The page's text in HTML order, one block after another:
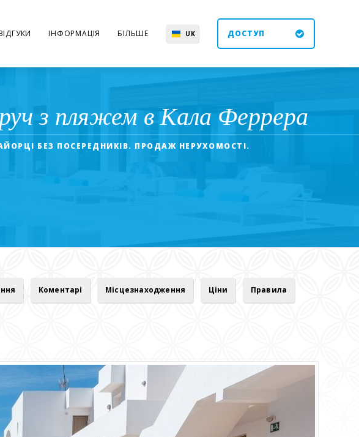
ІНФОРМАЦІЯ БІЛЬШЕ UK ДОСТУП
з пляжем в Кала Феррера
БЕЗ ПОСЕРЕДНИКІВ. ПРОДАЖ НЕРУХОМОСТІ.
Коментарі Місцезнаходження Ціни Правила